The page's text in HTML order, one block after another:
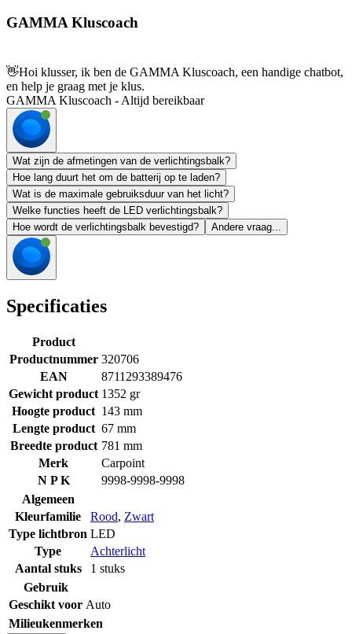
GAMMA Kluscoach
👋Hoi klusser, ik ben de GAMMA Kluscoach, een handige chatbot,
en help je graag met je klus.
GAMMA Kluscoach - Altijd bereikbaar
Wat zijn de afmetingen van de verlichtingsbalk?
Hoe lang duurt het om de batterij op te laden?
Wat is de maximale gebruiksduur van het licht?
Welke functies heeft de LED verlichtingsbalk?
Hoe wordt de verlichtingsbalk bevestigd?
Andere vraag...
Specificaties
Product
Productnummer 320706
EAN
8711293389476
Gewicht product 1352 gr
Hoogte product 143 mm
Lengte product 67 mm
Breedte product 781 mm
Merk
Carpoint
N P K
9998-9998-9998
Algemeen
Kleurfamilie
Rood, Zwart
Type lichtbron LED
Type
Achterlicht
Aantal stuks
1 stuks
Gebruik
Geschikt voor Auto
Milieukenmerken